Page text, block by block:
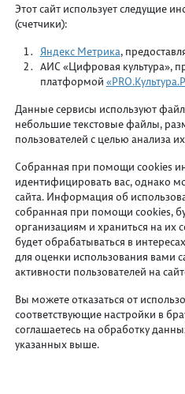
Этот сайт использует следущие
(счетчики):
Яндекс Метрика,
АИС «Цифровая культура»,
платформой
Данные сервисы используют
небольшие текстовые файлы,
пользователей с целью анализа
Собранная при помощи cookies
идентифицировать вас, однако
сайта. Информация об
собранная при помощи cookies,
организациям и храниться на их
будет обрабатываться в
для оценки использования вами
активности пользователей на
Вы можете отказаться от
соответствующие настройки в
соглашаетесь на обработку
указанных выше.
Департамент культуры
Министерство
Основы
Политика в отношении
© 2014 – 2026
дворец культуры